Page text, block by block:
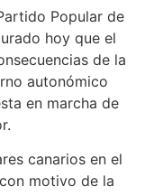
Popular de
hoy que el
de la
autonómico
en marcha de
canarios en el
motivo de la